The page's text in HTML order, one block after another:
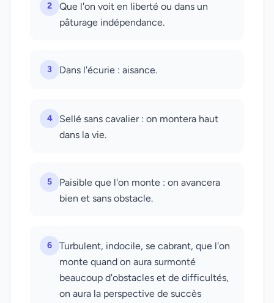
2
Que l'on voit en liberté ou dans un
pâturage indépendance.
3 Dans l'écurie : aisance.
4
Sellé sans cavalier : on montera haut
dans la vie.
5
Paisible que l'on monte : on avancera
bien et sans obstacle.
6
Turbulent, indocile, se cabrant, que l'on
monte quand on aura surmonté
beaucoup d'obstacles et de difficultés,
on aura la perspective de succès